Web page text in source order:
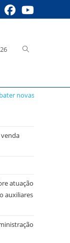
Alternar
pesquisa
site
novas
venda
atuação
auxiliares